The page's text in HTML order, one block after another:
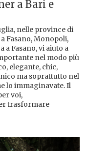
a Bari e
nelle province di
Fasano, Monopoli,
a Fasano, vi aiuto a
nel modo più
elegante, chic,
ma soprattutto nel
lo immaginavate. Il
voi,
trasformare